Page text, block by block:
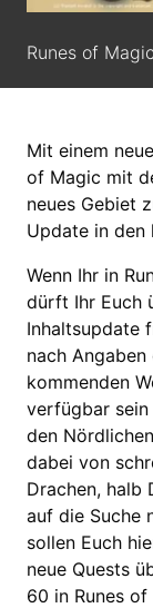
Runes of
Mit einem
of Magic mit
neues Gebiet
Update in den
Wenn Ihr in
dürft Ihr Euch
Inhaltsupdate
nach
kommenden
verfügbar sein
den
dabei von
Drachen, halb
auf die Suche
sollen Euch
neue Quests
60 in Runes